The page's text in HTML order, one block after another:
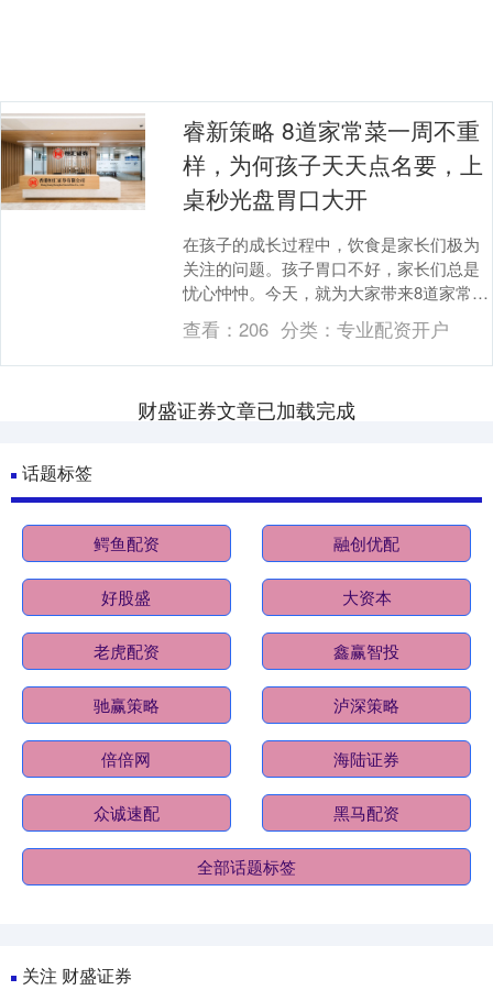
睿新策略 8道家常菜一周不重
样，为何孩子天天点名要，上
桌秒光盘胃口大开
在孩子的成长过程中，饮食是家长们极为
关注的问题。孩子胃口不好，家长们总是
忧心忡忡。今天，就为大家带来8道家常菜
的详细做法，让孩子一周餐餐不重样，天
天胃口大开。 ....
查看：206 分类： 专业配资开户
财盛证券文章已加载完成
话题标签
鳄鱼配资 融创优配
好股盛 大资本
老虎配资 鑫赢智投
驰赢策略 泸深策略
倍倍网 海陆证券
众诚速配 黑马配资
全部话题标签
关注 财盛证券